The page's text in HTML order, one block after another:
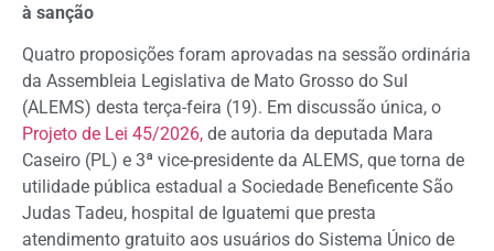
à sanção
Quatro proposições foram aprovadas na sessão ordinária
da Assembleia Legislativa de Mato Grosso do Sul
(ALEMS) desta terça-feira (19). Em discussão única, o
Projeto de Lei 45/2026, de autoria da deputada Mara
Caseiro (PL) e 3ª vice-presidente da ALEMS, que torna de
utilidade pública estadual a Sociedade Beneficente São
Judas Tadeu, hospital de Iguatemi que presta
atendimento gratuito aos usuários do Sistema Único de